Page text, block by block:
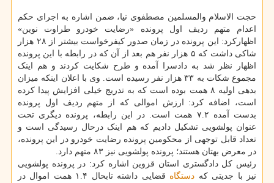
حجت الاسلام والمسلمین مصطفوی نیا، ضمن اشاره به اجرای حکم
اعدام متهم ردیف اول پرونده «رضایت خودرو طراوت نوین»
اظهارکرد: این پرونده در زمان صدور کیفرخواست بیشتر از ۲۸ هزار
شاکی داشت که ۵ هزار نفر هم بعد از آن که در رابطه با این پرونده
اظهار نظر شد به دادسرا آمده و طرح شکایت کردند و هم اینک
مجموع شکات به ۳۳ هزار نفر رسیده است. وی با اعلان اینکه میزان
بدهی اولیه ۸ همت بوده است که به تدریج خیلی افزایش پیدا کرده
است، اضافه کرد: ارزش اموالی که از متهم ردیف اول پرونده
بدست آمده ۷.۲ همت است. در این رابطه، پرونده دیگری تحت
عنوان پولشویی تشکیل دادیم که هم اینک درحال رسیدگی است و
تعداد قابل توجهی از محکومین پرونده رضایت خودرو در این پرونده،
در معرض بهتان هستند؛ پرونده پولشویی نیز ۸۳ متهم دارد.
رئیس کل دادگستری استان قزوین اشاره کرد: در پرونده پولشویی
نیز با جدیتی که دستگاه
قضایی داشته تابحال ۱.۴ همت اموال در